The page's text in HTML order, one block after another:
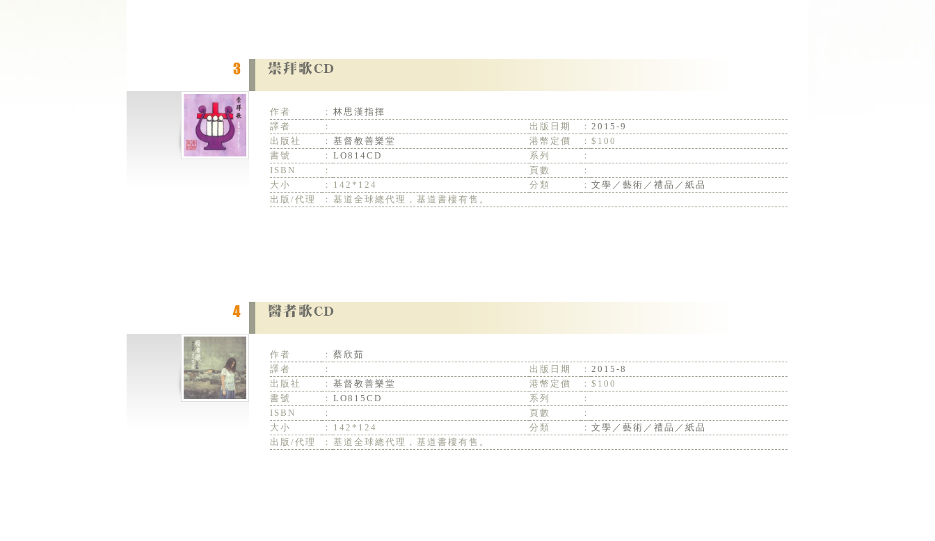
作者 ： 林思漢指揮
譯者
： 出版日期 ： 2015-9
出版社
： 基督教善樂堂 港幣定價 ： $100
書號
： LO814CD 系列
：
ISBN
： 頁數
：
大小
： 142*124 分類 ： 文學／藝術／禮品／紙品
出版/代理
： 基道全球總代理，基道書樓有售。
作者 ： 蔡欣茹
譯者
： 出版日期 ： 2015-8
出版社
： 基督教善樂堂 港幣定價 ： $100
書號
： LO815CD 系列
：
ISBN
： 頁數
：
大小
： 142*124 分類 ： 文學／藝術／禮品／紙品
出版/代理
： 基道全球總代理，基道書樓有售。